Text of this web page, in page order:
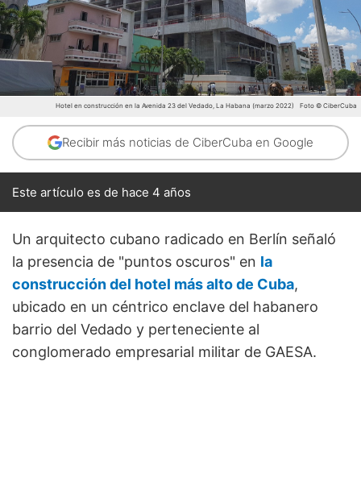
Hotel en construcción en la Avenida 23 del Vedado, La Habana (marzo 2022) Foto © CiberCuba
Recibir más noticias de CiberCuba en Google
Este artículo es de hace 4 años
Un arquitecto cubano radicado en Berlín señaló
la presencia de "puntos oscuros" en la
construcción del hotel más alto de Cuba,
ubicado en un céntrico enclave del habanero
barrio del Vedado y perteneciente al
conglomerado empresarial militar de GAESA.